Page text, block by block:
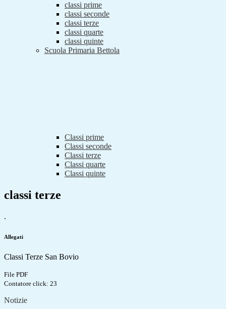
classi prime
classi seconde
classi terze
classi quarte
classi quinte
Scuola Primaria Bettola
Classi prime
Classi seconde
Classi terze
Classi quarte
Classi quinte
classi terze
.
Allegati
Classi Terze San Bovio
File PDF
Contatore click: 23
Notizie